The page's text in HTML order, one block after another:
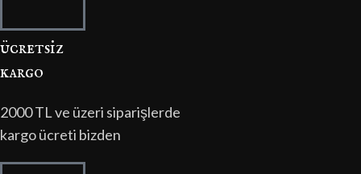
ücretsi̇z
kargo
2000 TL ve üzeri siparişlerde
kargo ücreti bizden